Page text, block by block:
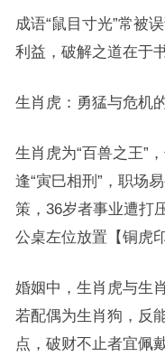
成语“鼠目寸光”常被
利益，破解之道在于
生肖虎：勇猛与危机
生肖虎为“百兽之王”
逢“寅巳相刑”，职场
策，36岁者事业遭打
公桌左位放置【铜虎
婚姻中，生肖虎与生
若配偶为生肖狗，反
点，破财不止者宜佩